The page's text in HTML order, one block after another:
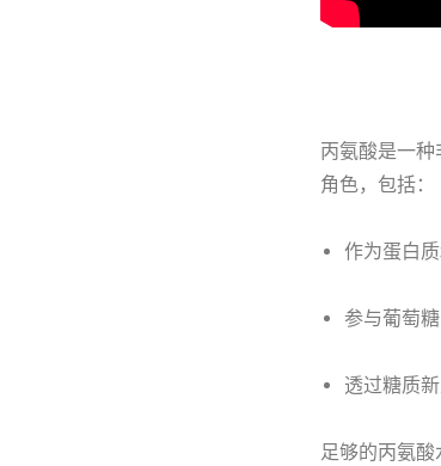
丙氨酸是一
角色，包括：
作为蛋白
参与葡萄
透过糖质
足够的丙氨酸